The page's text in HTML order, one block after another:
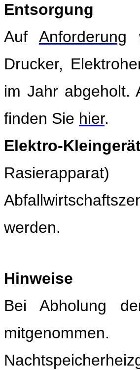
Entsorgung
Auf Anforderung
Drucker,
im Jahr abgeholt.
finden Sie hier.
Elektro-
werden.
Hinweise
Bei Abholung
mitgenommen.